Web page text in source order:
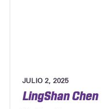
JULIO 2, 2025
LingShan Chen